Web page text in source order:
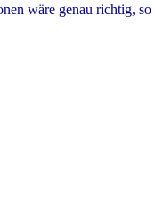
wäre genau richtig,